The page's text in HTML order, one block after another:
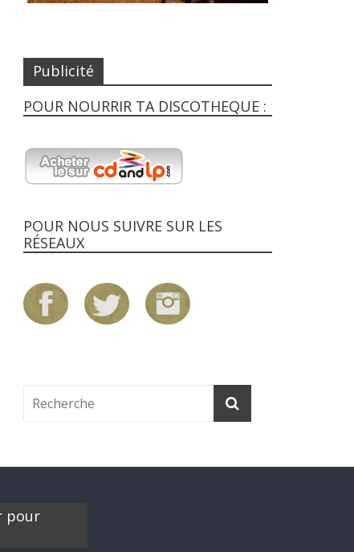
Publicité
POUR NOURRIR TA DISCOTHEQUE :
POUR NOUS SUIVRE SUR LES
RÉSEAUX
pour